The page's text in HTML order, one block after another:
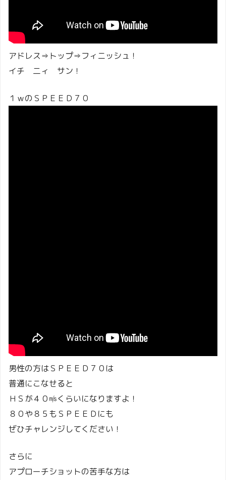
アドレス⇒トップ⇒フィニッシュ！
イチ 二ィ サン！
１ｗのＳＰＥＥＤ７０
男性の方はＳＰＥＥＤ７０は
普通にこなせると
ＨＳが４０㎧くらいになりますよ！
８０や８５もＳＰＥＥＤにも
ぜひチャレンジしてください！
さらに
アプローチショットの苦手な方は